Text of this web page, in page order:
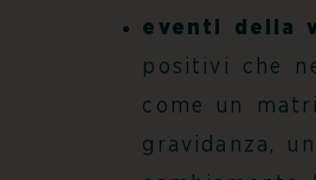
eventi della
positivi che
come un
gravidanza, un